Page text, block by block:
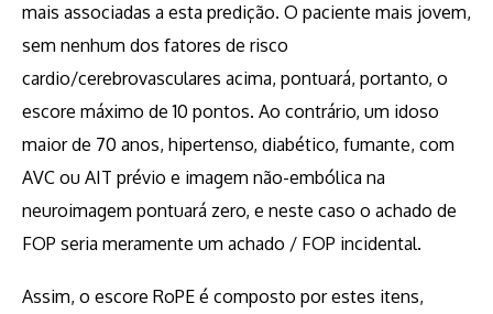
mais associadas a esta predição. O paciente mais jovem,
sem nenhum dos fatores de risco
cardio/cerebrovasculares acima, pontuará, portanto, o
escore máximo de 10 pontos. Ao contrário, um idoso
maior de 70 anos, hipertenso, diabético, fumante, com
AVC ou AIT prévio e imagem não-embólica na
neuroimagem pontuará zero, e neste caso o achado de
FOP seria meramente um achado / FOP incidental.
Assim, o escore RoPE é composto por estes itens,